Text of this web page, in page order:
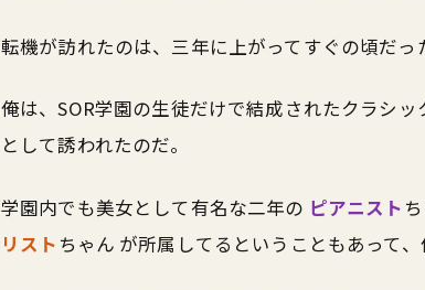
転機が訪れたのは、三年に上がってすぐの頃だっ
俺は、SOR学園の生徒だけで結成されたクラシ
として誘われたのだ。
学園内でも美女として有名な二年の ピアニスト
リスト ちゃん が所属してるということもあって